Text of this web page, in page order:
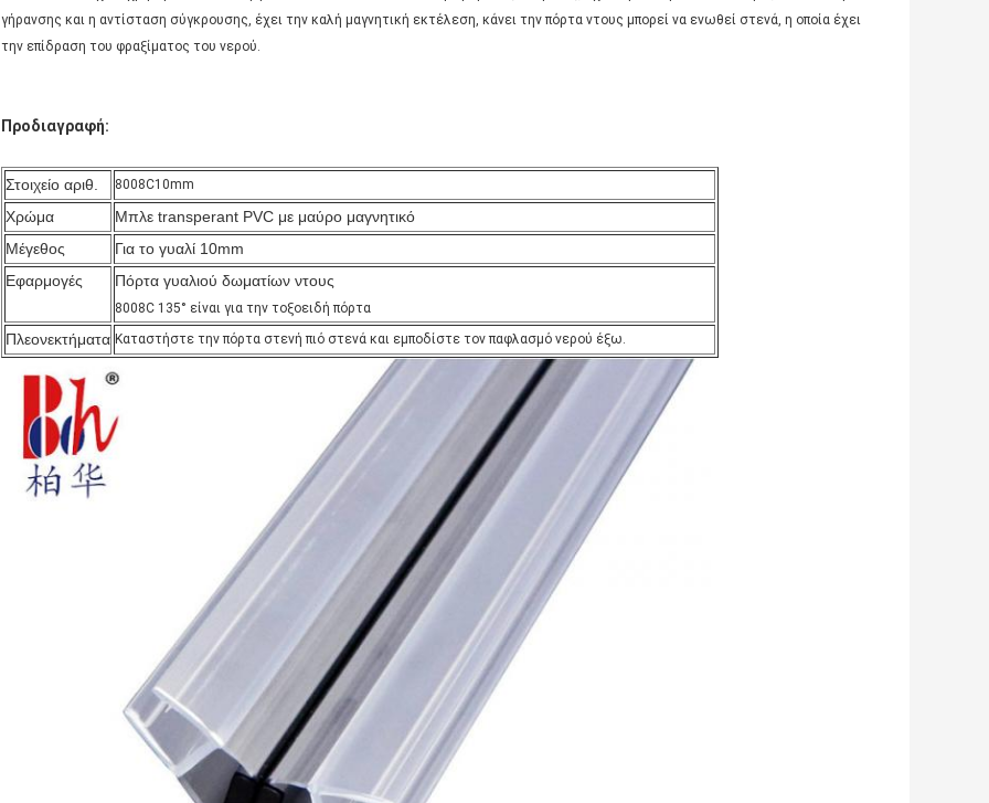
γήρανσης και η αντίσταση σύγκρουσης, έχει την καλή μαγνητική εκτέλεση, κάνει την πόρτα ντους μπορεί να ενωθεί στενά, η οποία έχει
την επίδραση του φραξίματος του νερού.
Προδιαγραφή:
Στοιχείο αριθ. 8008C10mm
Χρώμα
Μπλε transperant PVC με μαύρο μαγνητικό
Μέγεθος
Για το γυαλί 10mm
Εφαρμογές
Πόρτα γυαλιού δωματίων ντους
8008C 135° είναι για την τοξοειδή πόρτα
Πλεονεκτήματα Καταστήστε την πόρτα στενή πιό στενά και εμποδίστε τον παφλασμό νερού έξω.